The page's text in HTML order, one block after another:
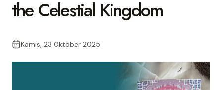
the Celestial Kingdom
Kamis, 23 Oktober 2025